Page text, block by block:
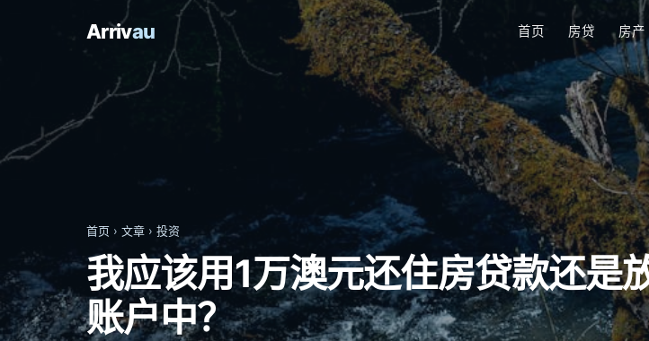
Arrivau 首页 房贷 房产
首页 › 文章 › 投资
我应该用1万澳元还住房贷款还是
账户中？